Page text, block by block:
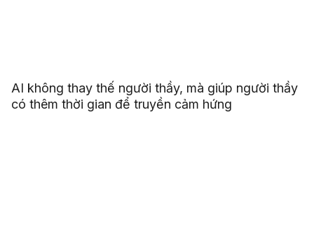
AI không thay thế người thầy, mà giúp người thầy
có thêm thời gian để truyền cảm hứng